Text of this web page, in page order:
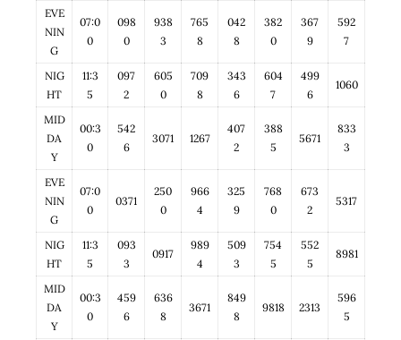
EVE
NIN
G
07:0
0
098
0
938
3
765
8
042
8
382
0
367
9
592
7
NIG
HT
11:3
5
097
2
605
0
709
8
343
6
604
7
499
6
1060
MID
DA
Y
00:3
0
542
6
3071 1267
407
2
388
5
5671
833
3
EVE
NIN
G
07:0
0
0371
250
0
966
4
325
9
768
0
673
2
5317
NIG
HT
11:3
5
093
3
0917
989
4
509
3
754
5
552
5
8981
MID
DA
Y
00:3
0
459
6
636
8
3671
849
8
9818 2313
596
5